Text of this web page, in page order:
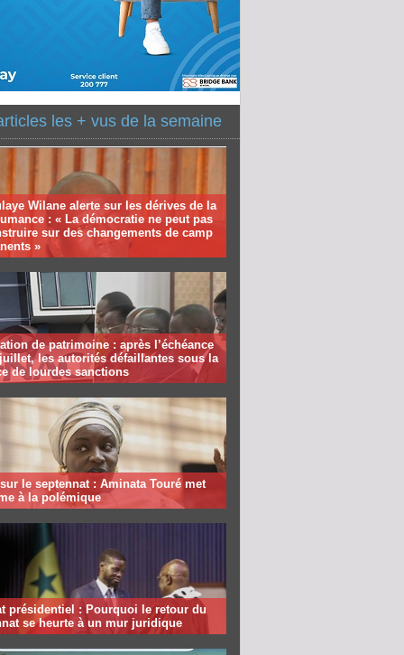
les + vus de la semaine
Wilane alerte sur les dérives de la
: « La démocratie ne peut pas
sur des changements de camp
»
de patrimoine : après l’échéance
les autorités défaillantes sous la
de lourdes sanctions
le septennat : Aminata Touré met
à la polémique
présidentiel : Pourquoi le retour du
se heurte à un mur juridique